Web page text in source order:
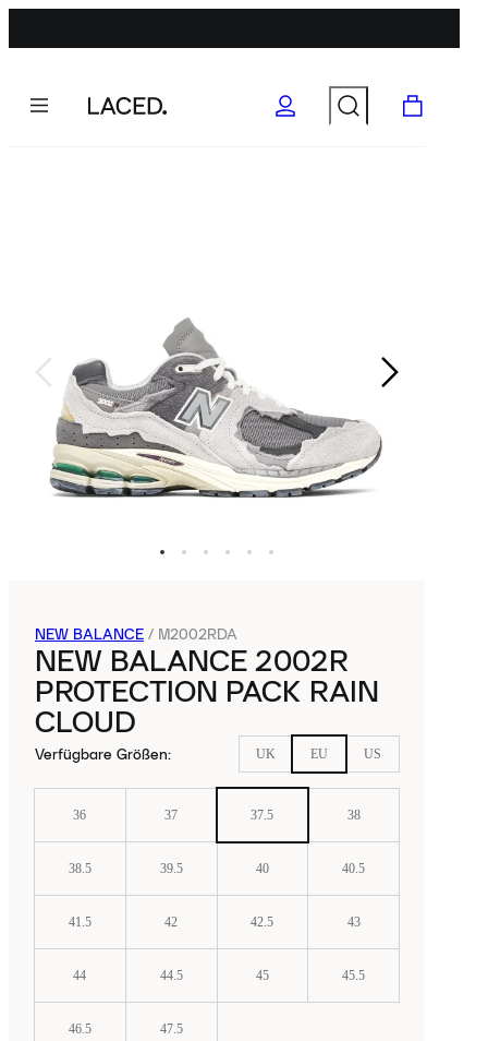
NEW BALANCE / M2002RDA
NEW BALANCE 2002R
PROTECTION PACK RAIN
CLOUD
Verfügbare Größen: UK EU US
36 37 37.5 38
38.5 39.5 40 40.5
41.5 42 42.5 43
44 44.5 45 45.5
46.5 47.5